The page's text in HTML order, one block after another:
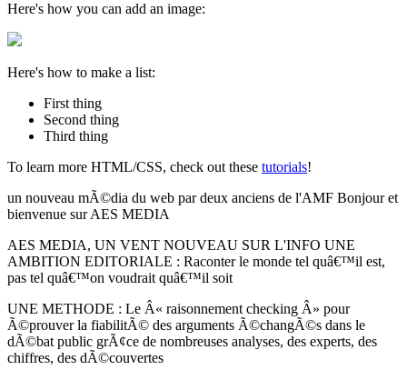
Here's how you can add an image:
Here's how to make a list:
First thing
Second thing
Third thing
To learn more HTML/CSS, check out these tutorials!
un nouveau mÃ©dia du web par deux anciens de l'AMF Bonjour et
bienvenue sur AES MEDIA
AES MEDIA, UN VENT NOUVEAU SUR L'INFO UNE
AMBITION EDITORIALE : Raconter le monde tel quâ€™il est,
pas tel quâ€™on voudrait quâ€™il soit
UNE METHODE : Le Â« raisonnement checking Â» pour
Ã©prouver la fiabilitÃ© des arguments Ã©changÃ©s dans le
dÃ©bat public grÃ¢ce de nombreuses analyses, des experts, des
chiffres, des dÃ©couvertes